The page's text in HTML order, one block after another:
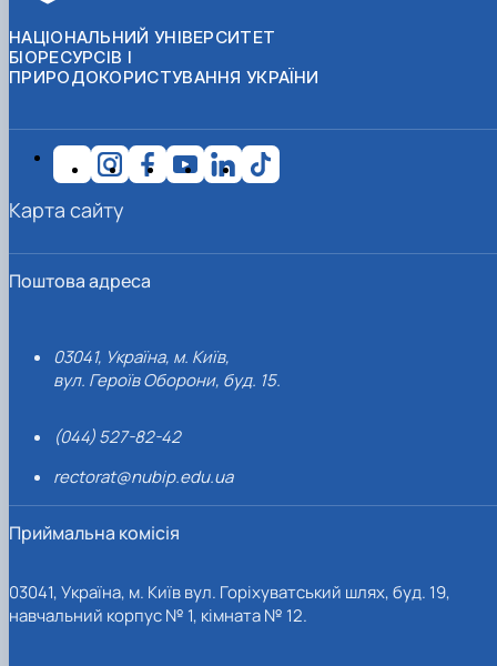
НАЦІОНАЛЬНИЙ УНІВЕРСИТЕТ
БІОРЕСУРСІВ І
ПРИРОДОКОРИСТУВАННЯ УКРАЇНИ
Поштова адреса
03041, Україна, м. Київ,
вул. Героїв Оборони, буд. 15.
(044) 527-82-42
rectorat@nubip.edu.ua
Приймальна комісія
03041, Україна, м. Київ вул. Горіхуватський шлях, буд. 19,
навчальний корпус № 1, кімната № 12.
Карта сайту